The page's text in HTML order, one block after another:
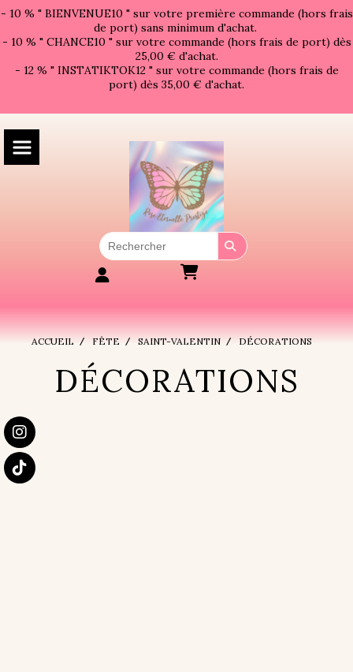
- 10 % " BIENVENUE10 " sur votre première commande (hors frais
de port) sans minimum d'achat.
- 10 % " CHANCE10 " sur votre commande (hors frais de port) dès
25,00 € d'achat.
- 12 % " INSTATIKTOK12 " sur votre commande (hors frais de
port) dès 35,00 € d'achat.
ACCUEIL FÊTE SAINT-VALENTIN DÉCORATIONS
DÉCORATIONS